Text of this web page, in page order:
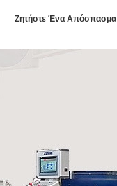
Ζητήστε Ένα Απόσπασμα